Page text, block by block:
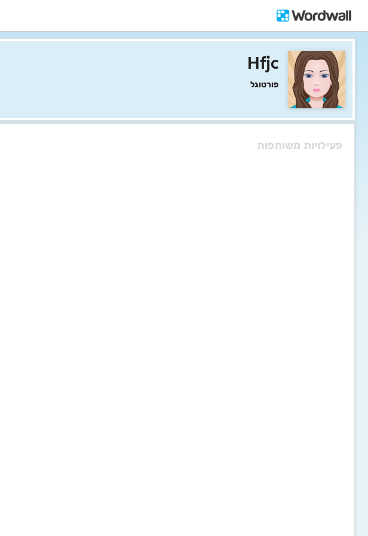
Hfjc
פורטוגל
פעילויות משותפות